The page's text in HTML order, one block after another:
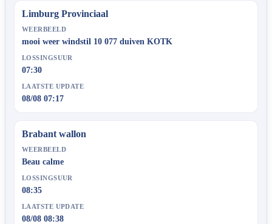
Limburg Provinciaal
WEERBEELD
mooi weer windstil 10 077 duiven KOTK
LOSSINGSUUR
07:30
LAATSTE UPDATE
08/08 07:17
Brabant wallon
WEERBEELD
Beau calme
LOSSINGSUUR
08:35
LAATSTE UPDATE
08/08 08:38